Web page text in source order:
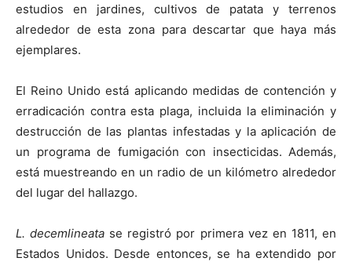
estudios en jardines, cultivos de patata y terrenos
alrededor de esta zona para descartar que haya más
ejemplares.
El Reino Unido está aplicando medidas de contención y
erradicación contra esta plaga, incluida la eliminación y
destrucción de las plantas infestadas y la aplicación de
un programa de fumigación con insecticidas. Además,
está muestreando en un radio de un kilómetro alrededor
del lugar del hallazgo.
L. decemlineata se registró por primera vez en 1811, en
Estados Unidos. Desde entonces, se ha extendido por